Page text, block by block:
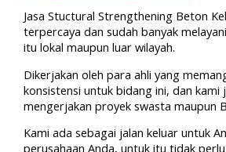
Jasa Stuctural Strengthening Beton
terpercaya dan sudah banyak
itu lokal maupun luar wilayah.
Dikerjakan oleh para ahli yang
konsistensi untuk bidang ini, dan kami
mengerjakan proyek swasta maupun
Kami ada sebagai jalan keluar untuk
perusahaan Anda, untuk itu tidak